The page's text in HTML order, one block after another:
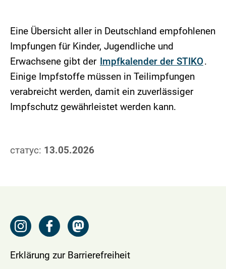
Eine Übersicht aller in Deutschland empfohlenen
Impfungen für Kinder, Jugendliche und
Erwachsene gibt der Impfkalender der STIKO.
Einige Impfstoffe müssen in Teilimpfungen
verabreicht werden, damit ein zuverlässiger
Impfschutz gewährleistet werden kann.
статус: 13.05.2026
Erklärung zur Barrierefreiheit